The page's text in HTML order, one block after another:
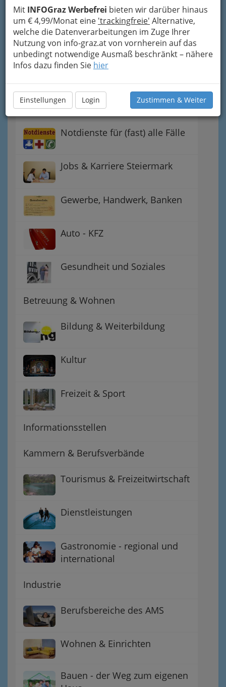
Mit INFOGraz Werbefrei bieten wir darüber hinaus
um € 4,99/Monat eine 'trackingfreie' Alternative,
welche die Datenverarbeitungen im Zuge Ihrer
Nutzung von info-graz.at von vornherein auf das
unbedingt notwendige Ausmaß beschränkt – nähere
Infos dazu finden Sie hier
Einstellungen Login Zustimmen & Weiter
Einkaufen & Schenken - der
Handel
Gutschein-Welt: von myToys
bis H&M, C&A u.v.m.
Gewinnspiele - Lokale
Gutscheine
Notdienste für (fast) alle Fälle
Jobs & Karriere Steiermark
Gewerbe, Handwerk, Banken
Auto - KFZ
Gesundheit und Soziales
Betreuung & Wohnen
Bildung & Weiterbildung
Kultur
Freizeit & Sport
Informationsstellen
Kammern & Berufsverbände
Tourismus & Freizeitwirtschaft
Dienstleistungen
Gastronomie - regional und
international
Industrie
Berufsbereiche des AMS
Wohnen & Einrichten
Bauen - der Weg zum eigenen